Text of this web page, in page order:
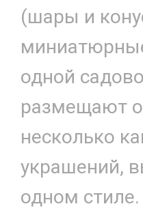
(шары и
одной
размещают
несколько
украшений,
одном стиле.